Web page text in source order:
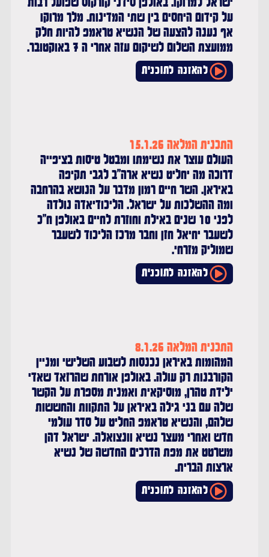
ישראל למרוקו. באולפן סידני קורקוס שפועל רבות
על קידום היחסים בין שתי המדינות. מלך מרוקו
אף נענה להצעה של הנשיא טראמפ להיות חלק
ממועצת השלום לשיקום עזה אחרי ה 7 באוקטובר.
להאזנה לתוכנית
התכנית המלאה 15.1.26
העולם עוצר את נשימתו ומבטל טיסות בציפייה
דרוכה מה יחליט נשיא ארה"ב לגבי תקיפה
באיראן. השר חיים רמון מדבר על הנושא בהרחבה
ומה ההשלכות על ישראל. הליכודיאדה נולדה
לפני 10 שנים באילת וחוזרת לחיים באולפן ח"כ
לשעבר יחיאל חזן וחבר מרכז הליכוד לשעבר
שמוליק מזרחי.
להאזנה לתוכנית
התכנית המלאה 8.1.26
המהומות באיראן נכנסות לשבוע השלישי ומניין
הקורבנות רק עולה. באולפן אורחת שהרזאד שאדי
ילידת טהרן, מוסיקאית ואמנית מספרת על הקשר
שלה עם בני גילה באיראן על התקוות והחששות
שלהם, והנשיא טראמפ החליט על סדר עולמי
חדש ואחרי מעצר נשיא וונצואלה. ישראל דהן
משרטט את מפת הדרכים החדשה של נשיא
ארצות הברית.
להאזנה לתוכנית